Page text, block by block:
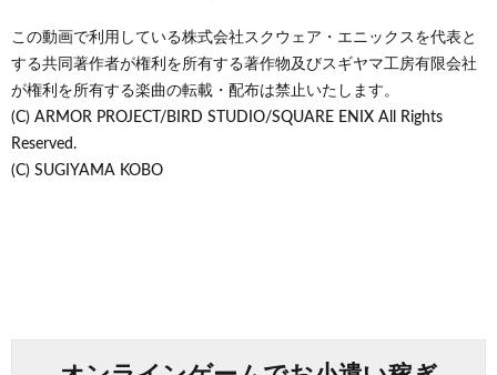
この動画で利用している株式会社スクウェア・エニックスを代表と
する共同著作者が権利を所有する著作物及びスギヤマ工房有限会社
が権利を所有する楽曲の転載・配布は禁止いたします。
(C) ARMOR PROJECT/BIRD STUDIO/SQUARE ENIX All Rights
Reserved.
(C) SUGIYAMA KOBO